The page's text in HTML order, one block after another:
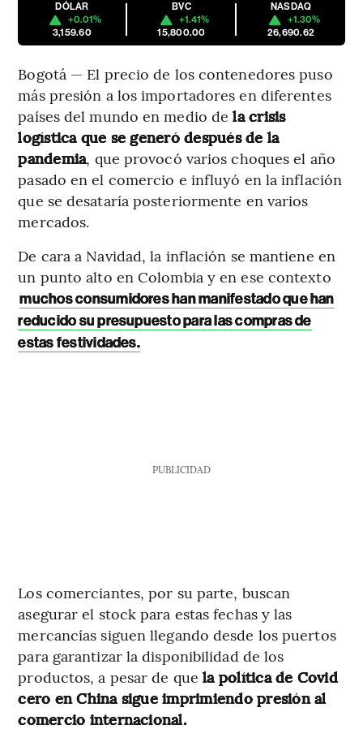
DÓLAR
+0.01%
3,159.60
BVC
+1.41%
15,800.00
NASDAQ
+1.30%
26,690.62
Bogotá — El precio de los contenedores puso
más presión a los importadores en diferentes
países del mundo en medio de la crisis
logística que se generó después de la
pandemia, que provocó varios choques el año
pasado en el comercio e influyó en la inflación
que se desataría posteriormente en varios
mercados.
De cara a Navidad, la inflación se mantiene en
un punto alto en Colombia y en ese contexto
muchos consumidores han manifestado que han
reducido su presupuesto para las compras de
estas festividades.
PUBLICIDAD
Los comerciantes, por su parte, buscan
asegurar el stock para estas fechas y las
mercancías siguen llegando desde los puertos
para garantizar la disponibilidad de los
productos, a pesar de que la política de Covid
cero en China sigue imprimiendo presión al
comercio internacional.